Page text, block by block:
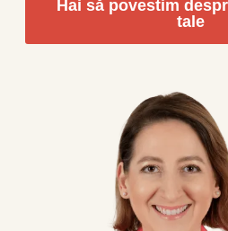
Hai să povestim
tale